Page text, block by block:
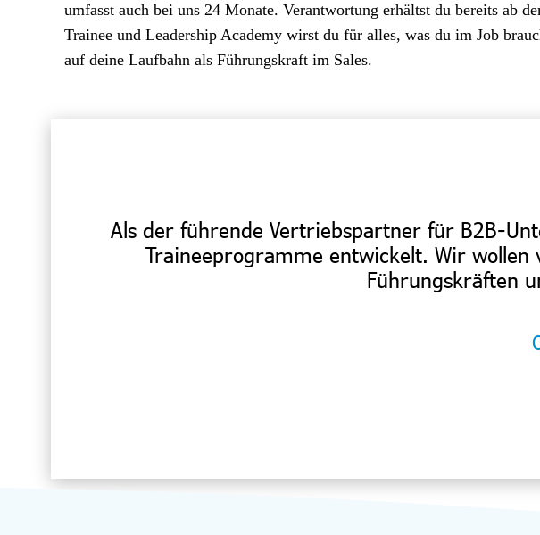
umfasst auch bei uns 24 Monate. Verantwortung erhältst du bereits ab
Trainee und Leadership Academy wirst du für alles, was du im Job
auf deine Laufbahn als Führungskraft im Sales.
Als der führende Vertriebspartner für B2B-
Traineeprogramme entwickelt. Wir
Führungskräften